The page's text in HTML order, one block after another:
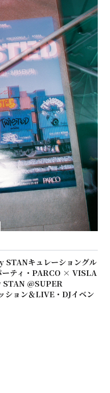
キュレーショングル
ーティ・PARCO × VISLA
@SUPER
ョン＆LIVE・DJイベン